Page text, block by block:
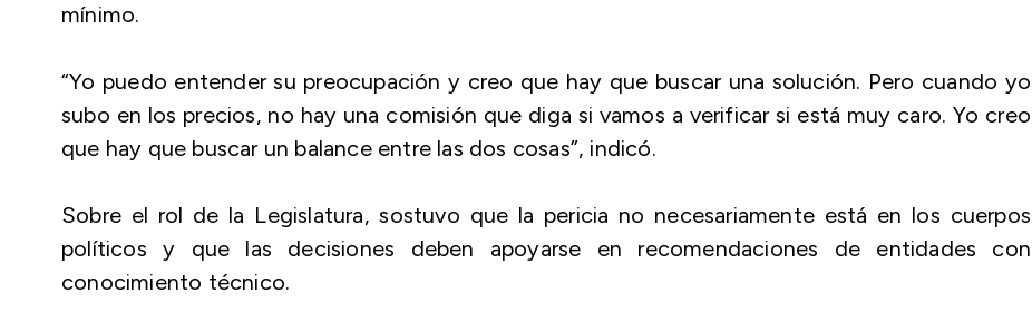
mínimo.
“Yo puedo entender su preocupación y creo que hay que buscar una solución. Pero cuando yo
subo en los precios, no hay una comisión que diga si vamos a verificar si está muy caro. Yo creo
que hay que buscar un balance entre las dos cosas”, indicó.
Sobre el rol de la Legislatura, sostuvo que la pericia no necesariamente está en los cuerpos
políticos y que las decisiones deben apoyarse en recomendaciones de entidades con
conocimiento técnico.